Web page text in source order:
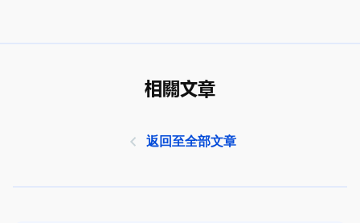
相關文章
返回至全部文章